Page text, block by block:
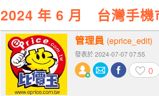
2024 年 6 月 台灣手機
管理員 (eprice_edit)
發表於 2024-07-07 07:55
0